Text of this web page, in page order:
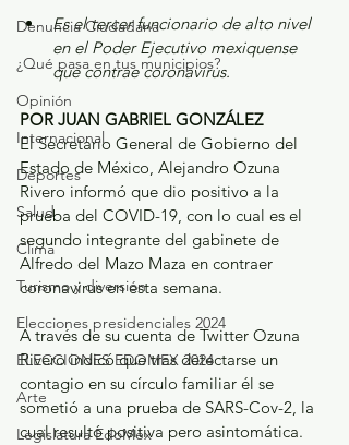
Denuncia Ciudadana
¿Qué pasa en tus municipios?
Opinión
Internacional
Deportes
Salud
Clima
Turismo y diversión
Elecciones presidenciales 2024
ELECCIONES EDOMEX 2024
Arte
Legislatura EdoMéx
Es el tercer funcionario de alto nivel
en el Poder Ejecutivo mexiquense
que contrae coronavirus.
POR JUAN GABRIEL GONZÁLEZ
El Secretario General de Gobierno del
Estado de México, Alejandro Ozuna
Rivero informó que dio positivo a la
prueba del COVID-19, con lo cual es el
segundo integrante del gabinete de
Alfredo del Mazo Maza en contraer
coronavirus en esta semana.
A través de su cuenta de Twitter Ozuna
Rivero indicó que tras detectarse un
contagio en su círculo familiar él se
sometió a una prueba de SARS-Cov-2, la
cual resultó positiva pero asintomática.